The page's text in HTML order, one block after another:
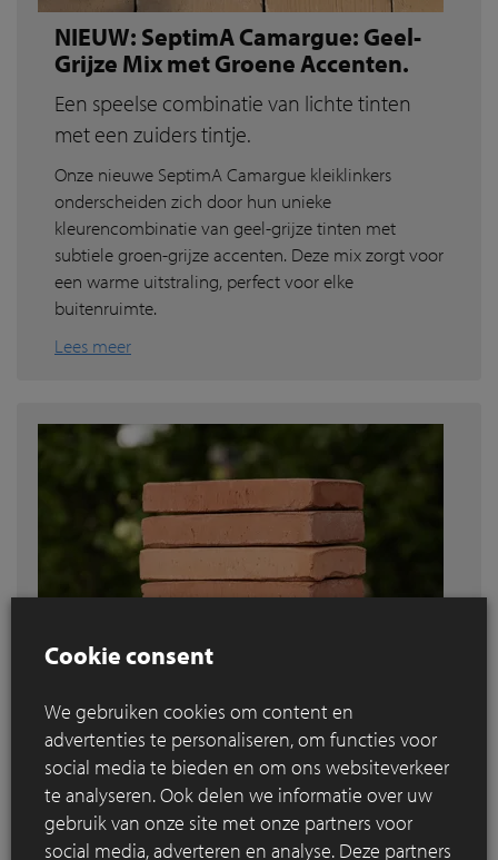
NIEUW: SeptimA Camargue: Geel-
Grijze Mix met Groene Accenten.
Een speelse combinatie van lichte tinten
met een zuiders tintje.
Onze nieuwe SeptimA Camargue kleiklinkers
onderscheiden zich door hun unieke
kleurencombinatie van geel-grijze tinten met
subtiele groen-grijze accenten. Deze mix zorgt voor
een warme uitstraling, perfect voor elke
buitenruimte.
Lees meer
Nieuwe Linea 2012
Met deLinea 2012lanceren we een nieuwe
kleurtint die tegemoet komt aan de vraag van
architecten en ontwerpers.
Cookie consent
We gebruiken cookies om content en
advertenties te personaliseren, om functies voor
social media te bieden en om ons websiteverkeer
te analyseren. Ook delen we informatie over uw
gebruik van onze site met onze partners voor
social media, adverteren en analyse. Deze partners